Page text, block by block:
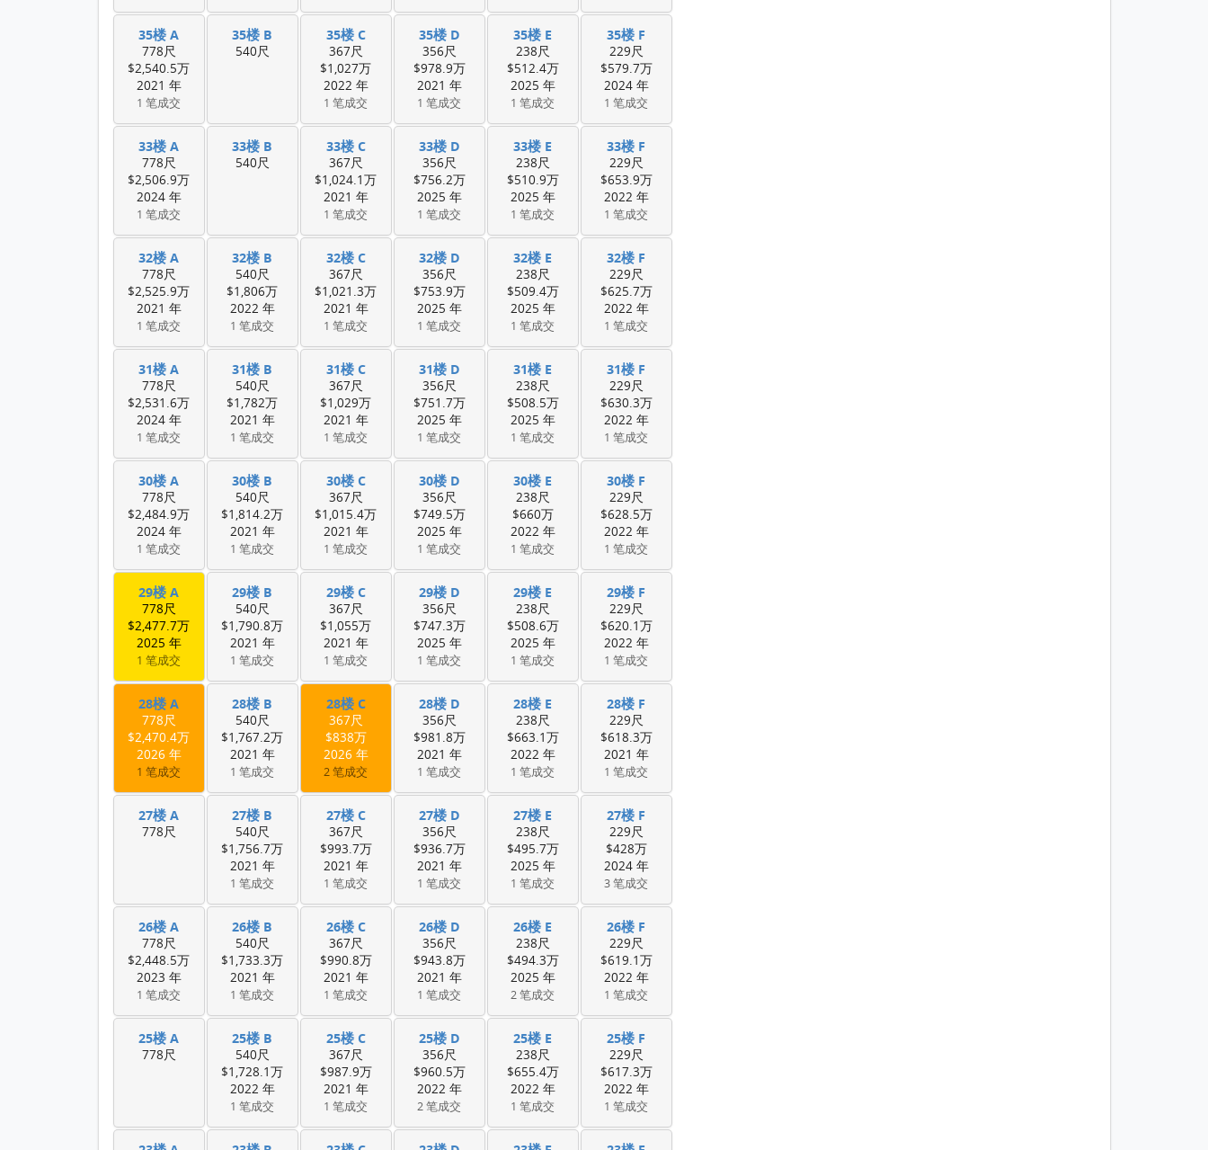
35楼 A
778尺
$2,540.5万
2021 年
1 笔成交
35楼 B
540尺
35楼 C
367尺
$1,027万
2022 年
1 笔成交
35楼 D
356尺
$978.9万
2021 年
1 笔成交
35楼 E
238尺
$512.4万
2025 年
1 笔成交
35楼 F
229尺
$579.7万
2024 年
1 笔成交
33楼 A
778尺
$2,506.9万
2024 年
1 笔成交
33楼 B
540尺
33楼 C
367尺
$1,024.1万
2021 年
1 笔成交
33楼 D
356尺
$756.2万
2025 年
1 笔成交
33楼 E
238尺
$510.9万
2025 年
1 笔成交
33楼 F
229尺
$653.9万
2022 年
1 笔成交
32楼 A
778尺
$2,525.9万
2021 年
1 笔成交
32楼 B
540尺
$1,806万
2022 年
1 笔成交
32楼 C
367尺
$1,021.3万
2021 年
1 笔成交
32楼 D
356尺
$753.9万
2025 年
1 笔成交
32楼 E
238尺
$509.4万
2025 年
1 笔成交
32楼 F
229尺
$625.7万
2022 年
1 笔成交
31楼 A
778尺
$2,531.6万
2024 年
1 笔成交
31楼 B
540尺
$1,782万
2021 年
1 笔成交
31楼 C
367尺
$1,029万
2021 年
1 笔成交
31楼 D
356尺
$751.7万
2025 年
1 笔成交
31楼 E
238尺
$508.5万
2025 年
1 笔成交
31楼 F
229尺
$630.3万
2022 年
1 笔成交
30楼 A
778尺
$2,484.9万
2024 年
1 笔成交
30楼 B
540尺
$1,814.2万
2021 年
1 笔成交
30楼 C
367尺
$1,015.4万
2021 年
1 笔成交
30楼 D
356尺
$749.5万
2025 年
1 笔成交
30楼 E
238尺
$660万
2022 年
1 笔成交
30楼 F
229尺
$628.5万
2022 年
1 笔成交
29楼 A
778尺
$2,477.7万
2025 年
1 笔成交
29楼 B
540尺
$1,790.8万
2021 年
1 笔成交
29楼 C
367尺
$1,055万
2021 年
1 笔成交
29楼 D
356尺
$747.3万
2025 年
1 笔成交
29楼 E
238尺
$508.6万
2025 年
1 笔成交
29楼 F
229尺
$620.1万
2022 年
1 笔成交
28楼 A
778尺
$2,470.4万
2026 年
1 笔成交
28楼 B
540尺
$1,767.2万
2021 年
1 笔成交
28楼 C
367尺
$838万
2026 年
2 笔成交
28楼 D
356尺
$981.8万
2021 年
1 笔成交
28楼 E
238尺
$663.1万
2022 年
1 笔成交
28楼 F
229尺
$618.3万
2021 年
1 笔成交
27楼 A
778尺
27楼 B
540尺
$1,756.7万
2021 年
1 笔成交
27楼 C
367尺
$993.7万
2021 年
1 笔成交
27楼 D
356尺
$936.7万
2021 年
1 笔成交
27楼 E
238尺
$495.7万
2025 年
1 笔成交
27楼 F
229尺
$428万
2024 年
3 笔成交
26楼 A
778尺
$2,448.5万
2023 年
1 笔成交
26楼 B
540尺
$1,733.3万
2021 年
1 笔成交
26楼 C
367尺
$990.8万
2021 年
1 笔成交
26楼 D
356尺
$943.8万
2021 年
1 笔成交
26楼 E
238尺
$494.3万
2025 年
2 笔成交
26楼 F
229尺
$619.1万
2022 年
1 笔成交
25楼 A
778尺
25楼 B
540尺
$1,728.1万
2022 年
1 笔成交
25楼 C
367尺
$987.9万
2021 年
1 笔成交
25楼 D
356尺
$960.5万
2022 年
2 笔成交
25楼 E
238尺
$655.4万
2022 年
1 笔成交
25楼 F
229尺
$617.3万
2022 年
1 笔成交